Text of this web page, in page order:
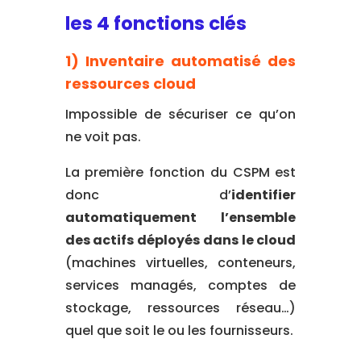
les 4 fonctions clés
1) Inventaire automatisé des
ressources cloud
Impossible de sécuriser ce qu’on
ne voit pas.
La première fonction du CSPM est
donc d’identifier
automatiquement l’ensemble
des actifs déployés dans le cloud
(machines virtuelles, conteneurs,
services managés, comptes de
stockage, ressources réseau…)
quel que soit le ou les fournisseurs.